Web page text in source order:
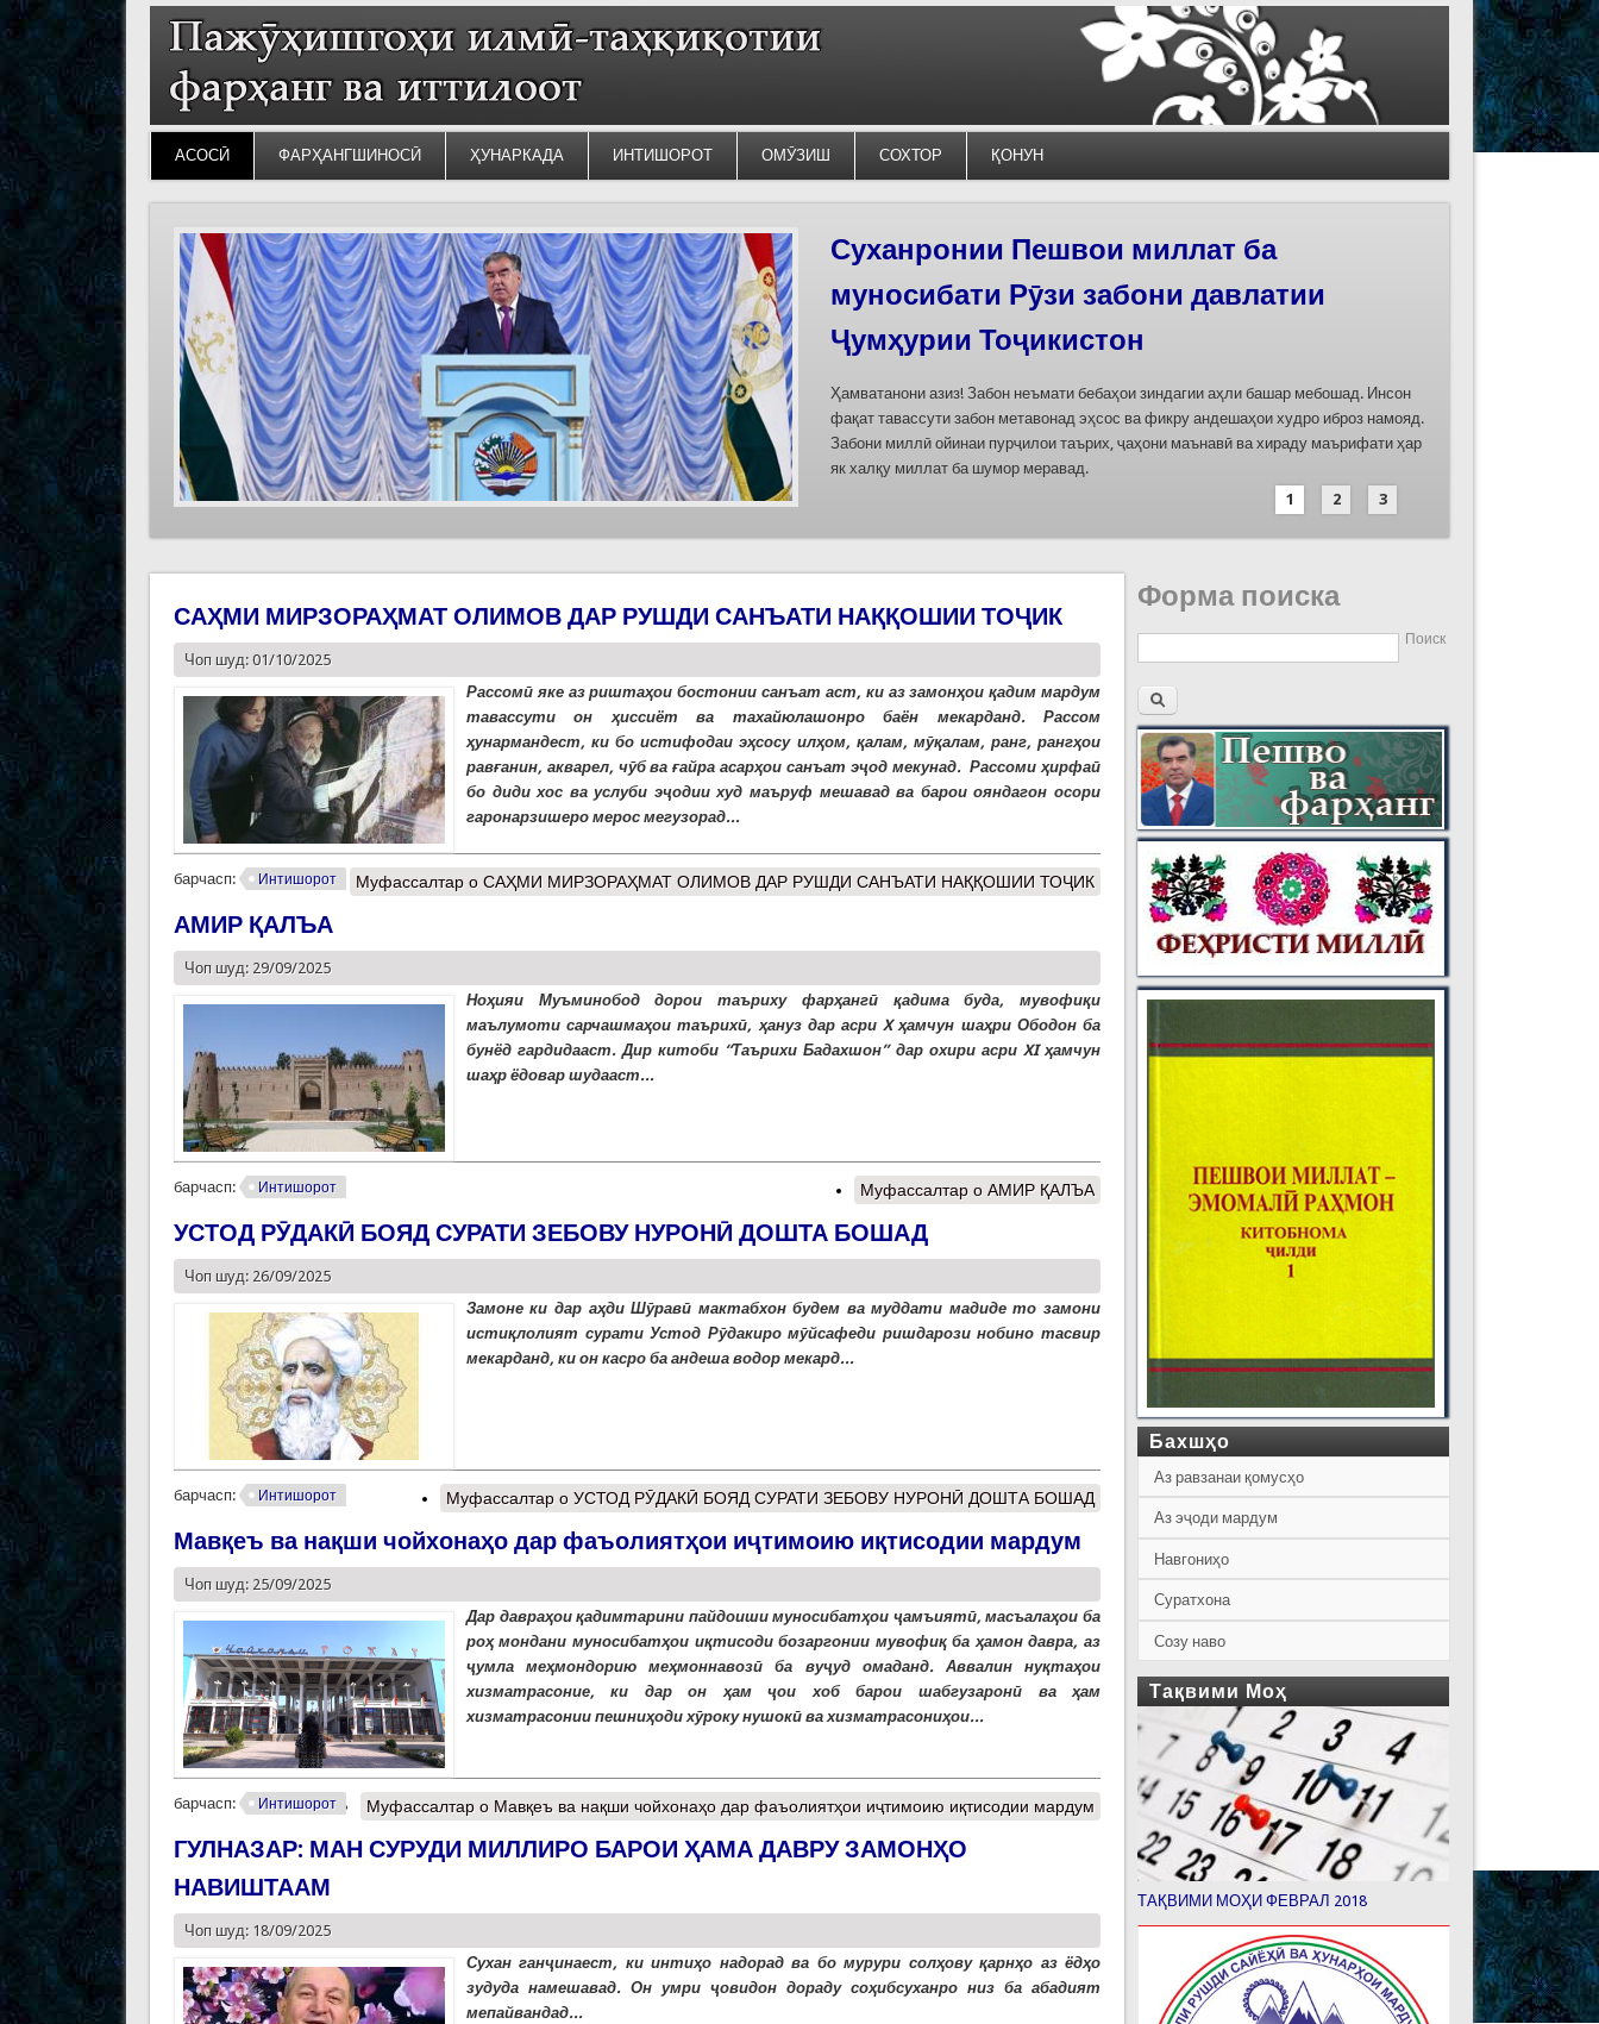
АСОСӢ ФАРҲАНГШИНОСӢ ҲУНАРКАДА ИНТИШОРОТ ОМӮЗИШ СОХТОР ҚОНУН
Силсилаи ёдгориҳои роҳи абрешим
барои сабт дар феҳристи ЮНЕСКО
омода мешаванд
Дар бахшҳои семинар вазъи омодасозии ҳуҷҷатҳои номинатсияҳои муштараки
кишварҳои Осиёи Марказӣ, аз он ҷумла номинатсияи “Роҳи абрешим: гузаргоҳи
минтақавии Фарғона-Сирдарё», ки аз ҷониби ҷумҳуриҳои Қазоқистон, Қирғизистон,
Тоҷикистон ва Ўзбекистон пешниҳод хоҳад шуд
1
2 3
САҲМИ МИРЗОРАҲМАТ ОЛИМОВ ДАР РУШДИ САНЪАТИ НАҚҚОШИИ ТОҶИК
Чоп шуд: 01/10/2025
Рассомӣ яке аз риштаҳои бостонии санъат аст, ки аз замонҳои қадим мардум
тавассути он ҳиссиёт ва тахайюлашонро баён мекарданд. Рассом
ҳунармандест, ки бо истифодаи эҳсосу илҳом, қалам, мӯқалам, ранг, рангҳои
равғанин, акварел, чӯб ва ғайра асарҳои санъат эҷод мекунад. Рассоми ҳирфаӣ
бо диди хос ва услуби эҷодии худ маъруф мешавад ва барои ояндагон осори
гаронарзишеро мерос мегузорад...
барчасп: Интишорот Муфассалтар о САҲМИ МИРЗОРАҲМАТ ОЛИМОВ ДАР РУШДИ САНЪАТИ НАҚҚОШИИ ТОҶИК
АМИР ҚАЛЪА
Чоп шуд: 29/09/2025
Ноҳияи Муъминобод дорои таъриху фарҳангӣ қадима буда, мувофиқи
маълумоти сарчашмаҳои таърихӣ, ҳануз дар асри X ҳамчун шаҳри Ободон ба
бунёд гардидааст. Дир китоби “Таърихи Бадахшон” дар охири асри XI ҳамчун
шаҳр ёдовар шудааст...
барчасп: Интишорот Муфассалтар о АМИР ҚАЛЪА
УСТОД РӮДАКӢ БОЯД СУРАТИ ЗЕБОВУ НУРОНӢ ДОШТА БОШАД
Чоп шуд: 26/09/2025
Замоне ки дар аҳди Шӯравӣ мактабхон будем ва муддати мадиде то замони
истиқлолият сурати Устод Рӯдакиро мӯйсафеди ришдарози нобино тасвир
мекарданд, ки он касро ба андеша водор мекард...
барчасп: Интишорот Муфассалтар о УСТОД РӮДАКӢ БОЯД СУРАТИ ЗЕБОВУ НУРОНӢ ДОШТА БОШАД
Мавқеъ ва нақши чойхонаҳо дар фаъолиятҳои иҷтимоию иқтисодии мардум
Чоп шуд: 25/09/2025
Дар давраҳои қадимтарини пайдоиши муносибатҳои ҷамъиятӣ, масъалаҳои ба
роҳ мондани муносибатҳои иқтисоди бозаргонии мувофиқ ба ҳамон давра, аз
ҷумла меҳмондорию меҳмоннавозӣ ба вуҷуд омаданд. Аввалин нуқтаҳои
хизматрасоние, ки дар он ҳам ҷои хоб барои шабгузаронӣ ва ҳам
хизматрасонии пешниҳоди хӯроку нушокӣ ва хизматрасониҳои...
барчасп: Интишорот Муфассалтар о Мавқеъ ва нақши чойхонаҳо дар фаъолиятҳои иҷтимоию иқтисодии мардум
ГУЛНАЗАР: МАН СУРУДИ МИЛЛИРО БАРОИ ҲАМА ДАВРУ ЗАМОНҲО
НАВИШТААМ
Чоп шуд: 18/09/2025
Сухан ганҷинаест, ки интиҳо надорад ва бо мурури солҳову қарнҳо аз ёдҳо
зудуда намешавад. Он умри ҷовидон дораду соҳибсуханро низ ба абадият
мепайвандад...
Форма поиска
Поиск
Бахшҳо
Аз равзанаи қомусҳо
Аз эҷоди мардум
Навгониҳо
Суратхона
Созу наво
Тақвими Моҳ
ТАҚВИМИ МОҲИ ФЕВРАЛ 2018